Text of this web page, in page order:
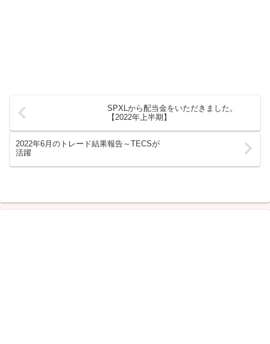
SPXLから配当金をいただきました。
【2022年上半期】
2022年6月のトレード結果報告～TECSが
活躍